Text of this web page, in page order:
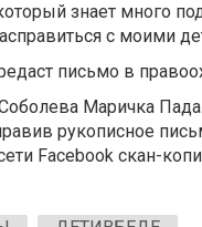
знает много
с моими
письмо в
Маричка
рукописное
Facebook скан-